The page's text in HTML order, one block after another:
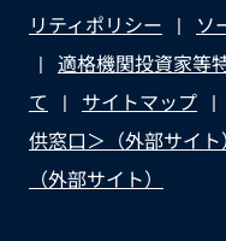
リティポリシー
ソ
適格機関投資家等
て
サイトマップ
供窓口＞（外部サイト
（外部サイト）